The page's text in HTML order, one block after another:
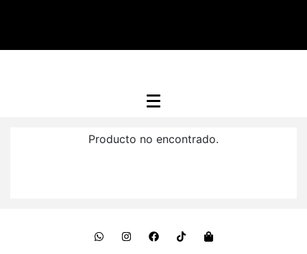
Producto no encontrado.